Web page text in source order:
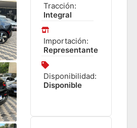
Tracción:
Integral
Importación:
Representante
Disponibilidad:
Disponible